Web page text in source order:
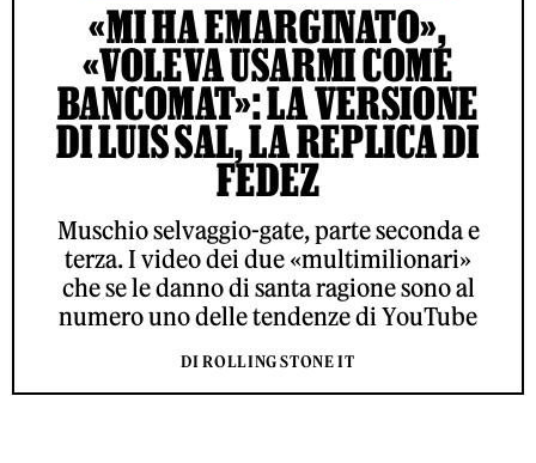
«MI HA EMARGINATO»,
«VOLEVA USARMI COME
BANCOMAT»: LA VERSIONE
DI LUIS SAL, LA REPLICA DI
FEDEZ
Muschio selvaggio-gate, parte seconda e
terza. I video dei due «multimilionari»
che se le danno di santa ragione sono al
numero uno delle tendenze di YouTube
DI ROLLING STONE IT